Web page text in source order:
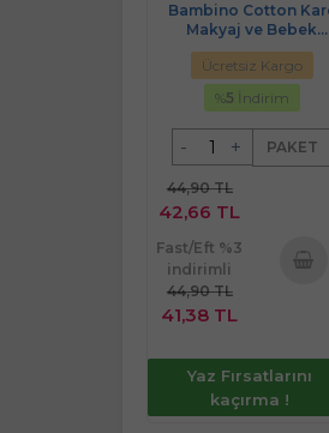
Bambino Cotton
Makyaj ve Bebek
Temizleme Pamuğu
Adet (Kare En-Boy
Ücretsiz Kargo
%5 İndirim
- + PAKET
44,90 TL
42,66 TL
Fast/Eft %3
indirimli
44,90 TL
41,38 TL
Yaz Fırsatlarını
kaçırma !